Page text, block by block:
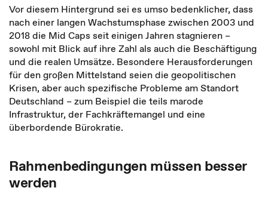
Vor diesem Hintergrund sei es umso bedenklicher, dass
nach einer langen Wachstumsphase zwischen 2003 und
2018 die Mid Caps seit einigen Jahren stagnieren –
sowohl mit Blick auf ihre Zahl als auch die Beschäftigung
und die realen Umsätze. Besondere Herausforderungen
für den großen Mittelstand seien die geopolitischen
Krisen, aber auch spezifische Probleme am Standort
Deutschland – zum Beispiel die teils marode
Infrastruktur, der Fachkräftemangel und eine
überbordende Bürokratie.
Rahmenbedingungen müssen besser
werden